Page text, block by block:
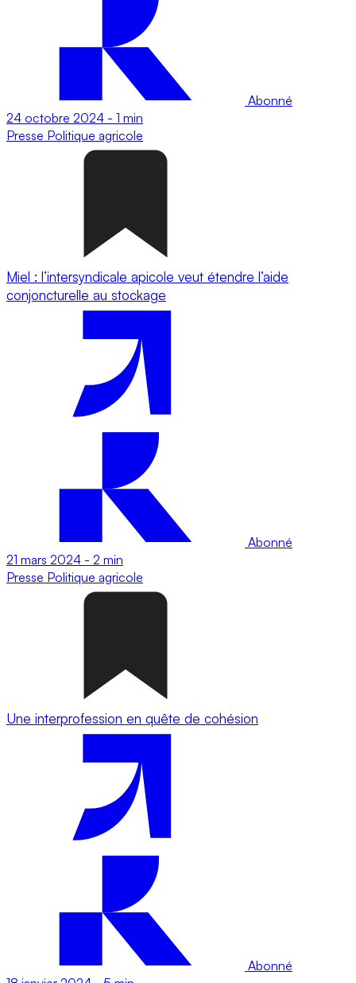
Abonné
24 octobre 2024 - 1 min
Presse Politique agricole
Miel : l’intersyndicale apicole veut étendre l’aide
conjoncturelle au stockage
Abonné
21 mars 2024 - 2 min
Presse Politique agricole
Une interprofession en quête de cohésion
Abonné